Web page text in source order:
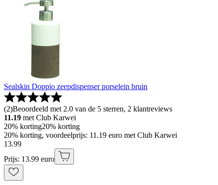
Sealskin Doppio zeepdispenser porselein bruin
(2)Beoordeeld met 2.0 van de 5 sterren, 2 klantreviews
11.19 met Club Karwei
20% korting20% korting
20% korting, voordeelprijs: 11.19 euro met Club Karwei
13.99
Prijs: 13.99 euro